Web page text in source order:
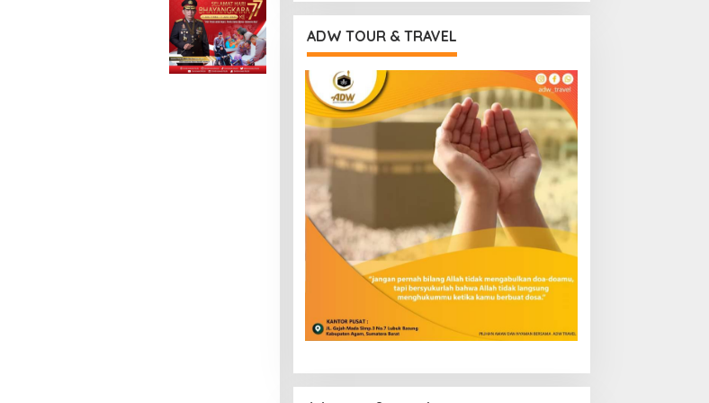
ADW TOUR & TRAVEL